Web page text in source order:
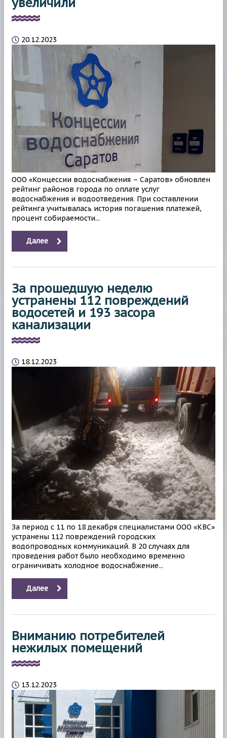
20.12.2023
ООО «Концессии водоснабжения – Саратов» обновлен
рейтинг районов города по оплате услуг
водоснабжения и водоотведения. При составлении
рейтинга учитывалась история погашения платежей,
процент собираемости...
Далее
За прошедшую неделю
устранены 112 повреждений
водосетей и 193 засора
канализации
18.12.2023
За период с 11 по 18 декабря специалистами ООО «КВС»
устранены 112 повреждений городских
водопроводных коммуникаций. В 20 случаях для
проведения работ было необходимо временно
ограничивать холодное водоснабжение...
Далее
Вниманию потребителей
нежилых помещений
13.12.2023